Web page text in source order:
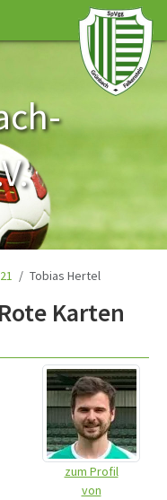
Tobias Hertel
Karten
zum Profil
von